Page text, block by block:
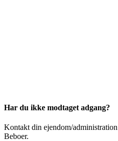
Har du ikke modtaget adgang?
Kontakt din ejendom/
Beboer.